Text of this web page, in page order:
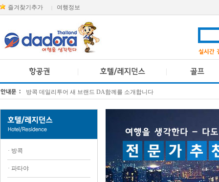
즐겨찾기추가 여행정보
방콕 데일리투어 새 브랜드 DA함께를 소개합니다
· 방콕
· 파타야